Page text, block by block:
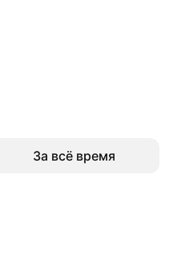
За всё время